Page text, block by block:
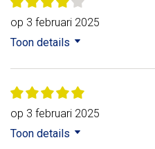
op 3 februari 2025
Toon details
op 3 februari 2025
Toon details